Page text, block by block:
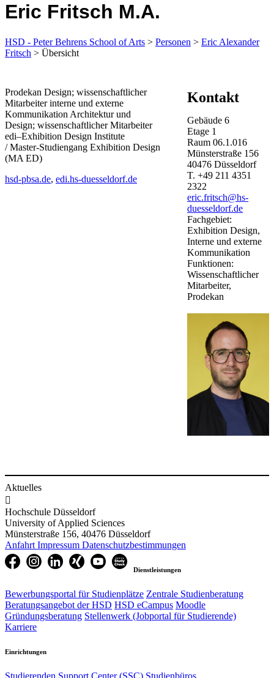
Eric Fritsch M.A.
HSD - Peter Behrens School of Arts > Personen > Eric Alexander
Fritsch > Übersicht
​​Prodekan Design; wissenschaftlicher
Mitarbeiter interne und externe
Kommunikation Architektur und
Design; wissenschaftlicher Mitarbeiter
edi–Exhibition Design Institute
/ Master-Studiengang Exhibition Design
(MA ED)
​hsd-pbsa.de, edi.hs-duesseldorf.de​​
Kontakt
Gebäude6
Etage 1
Raum06.1.016
Münsterstraße 156
40476Düsseldorf
T.+49 211 4351
2322
eric.fritsch@hs-
duesseldorf.de
Fachgebiet:
Exhibition Design,
Interne und externe
Kommunikation
Funktionen:
Wissenschaftlicher
Mitarbeiter,
Prodekan
Aktuelles

Hochschule Düsseldorf
University of Applied Sciences
Münsterstraße 156, 40476 Düsseldorf
Anfahrt Impressum Datenschutzbestimmungen
Dienstleistungen
Bewerbungsportal für Studienplätze Zentrale Studienberatung
Beratungsangebot der HSD HSD eCampus Moodle
Gründungsberatung Stellenwerk (Jobportal für Studierende)
Karriere
Einrichtungen
Studierenden Support Center (SSC) Studienbüros